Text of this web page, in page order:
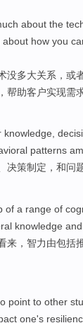
about the
about how you
没多大关系 ， 或
，帮助客户实现需求
knowledge,
patterns
决策制定 ， 和问
of a range of
knowledge and
来，智力由包括
point to other
one's